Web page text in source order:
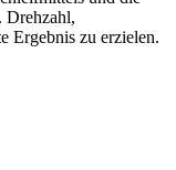
Drehzahl,
Ergebnis zu erzielen.